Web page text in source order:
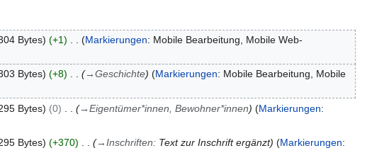
Bytes
+1
Markierungen: Mobile Bearbeitung
Mobile Web-
Bytes +8 →Geschichte Markierungen: Mobile Bearbeitung
Mobile
Bytes 0 →Eigentümer*innen, Bewohner*innen Markierungen:
Bytes +370 →Inschriften: Text zur Inschrift ergänzt Markierungen: